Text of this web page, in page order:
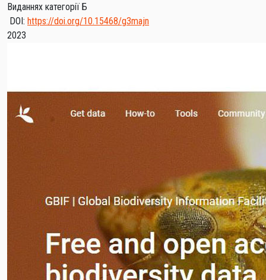
Виданнях категорії Б
DOI: https://doi.org/10.15468/g3majn
2023